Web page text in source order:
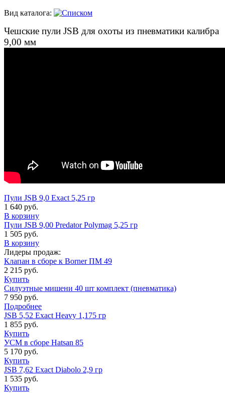
Вид каталога:
Чешские пули JSB для охоты из пневматики калибра
9,00 мм
Пули JSB 9,0 Exact 5,25 гр
1 640 руб.
В корзину
Пули JSB 9,00 Predator Polymag 5,25 гр
1 505 руб.
В корзину
Лидеры продаж:
Клапан в сборе к Borner ПМ 49
2 215 руб.
Купить
Силуэтные мишени 40 шт комплект (пневматика)
7 950 руб.
Подробнее
JSB 5,52 Exact Heavy 1,175 гр
1 855 руб.
Купить
УСМ в сборе Hatsan 85
5 170 руб.
Купить
JSB 7,62 Exact Diabolo 2,9 гр
1 535 руб.
Купить